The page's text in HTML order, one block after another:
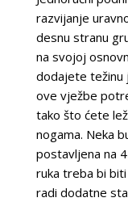
razvijanje
desnu stranu
na svojoj
dodajete težinu
ove vježbe
tako što ćete
nogama. Neka
postavljena na
ruka treba bi
radi dodatne